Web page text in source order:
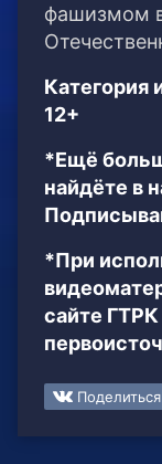
фашизмом
Категория
12+
*Ещё
найдёте в
*При
сайте
Поделиться